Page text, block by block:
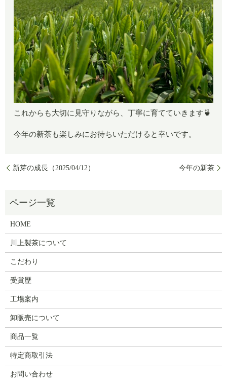
これからも大切に見守りながら、丁寧に育てていきます🍵
今年の新茶も楽しみにお待ちいただけると幸いです。
新芽の成長（2025/04/12） 今年の新茶
HOME
川上製茶について
こだわり
受賞歴
工場案内
卸販売について
商品一覧
特定商取引法
お問い合わせ